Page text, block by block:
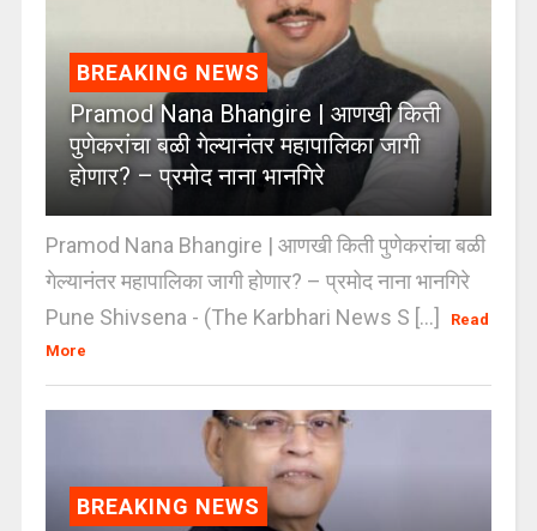
BREAKING NEWS
Pramod Nana Bhangire | आणखी किती
पुणेकरांचा बळी गेल्यानंतर महापालिका जागी
होणार? – प्रमोद नाना भानगिरे
Pramod Nana Bhangire | आणखी किती पुणेकरांचा बळी
गेल्यानंतर महापालिका जागी होणार? – प्रमोद नाना भानगिरे
Pune Shivsena - (The Karbhari News S [...]
Read
More
BREAKING NEWS